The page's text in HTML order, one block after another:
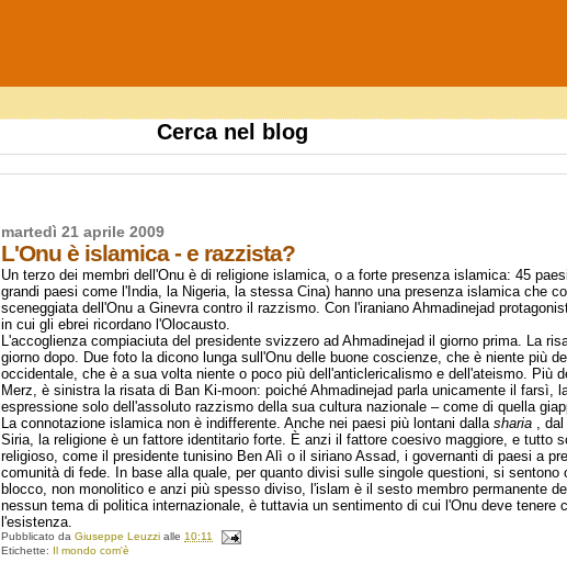
Cerca nel blog
martedì 21 aprile 2009
L'Onu è islamica - e razzista?
Un terzo dei membri dell'Onu è di religione islamica, o a forte presenza islamica: 45
grandi paesi come l'India, la Nigeria, la stessa Cina) hanno una presenza islamica che
sceneggiata dell'Onu a Ginevra contro il razzismo. Con l'iraniano Ahmadinejad
in cui gli ebrei ricordano l'Olocausto.
L'accoglienza compiaciuta del presidente svizzero ad Ahmadinejad il giorno prima. La
giorno dopo. Due foto la dicono lunga sull'Onu delle buone coscienze, che è niente più
occidentale, che è a sua volta niente o poco più dell'anticlericalismo e dell'ateismo. Più
Merz, è sinistra la risata di Ban Ki-moon: poiché Ahmadinejad parla unicamente il farsì,
espressione solo dell'assoluto razzismo della sua cultura nazionale – come di quella
La connotazione islamica non è indifferente. Anche nei paesi più lontani dallasharia ,
Siria, la religione è un fattore identitario forte. È anzi il fattore coesivo maggiore, e tutto
religioso, come il presidente tunisino Ben Alì o il siriano Assad, i governanti di paesi a
comunità di fede. In base alla quale, per quanto divisi sulle singole questioni, si
blocco, non monolitico e anzi più spesso diviso, l'islam è il sesto membro permanente
nessun tema di politica internazionale, è tuttavia un sentimento di cui l'Onu deve tenere
l'esistenza.
Pubblicato daGiuseppe Leuzzi alle 10:11
Etichette: Il mondo com'è